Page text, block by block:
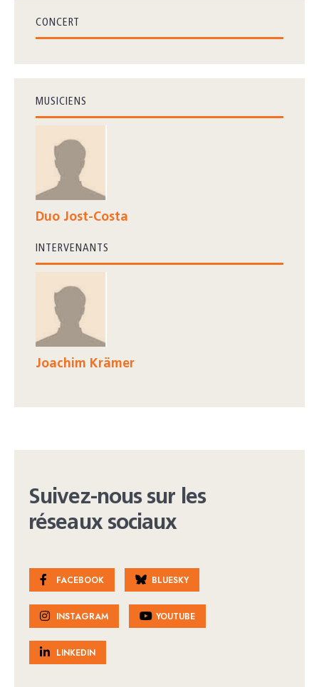
CONCERT
MUSICIENS
Duo Jost-Costa
INTERVENANTS
Joachim Krämer
Suivez-nous sur les
réseaux sociaux
FACEBOOK BLUESKY
INSTAGRAM YOUTUBE
LINKEDIN